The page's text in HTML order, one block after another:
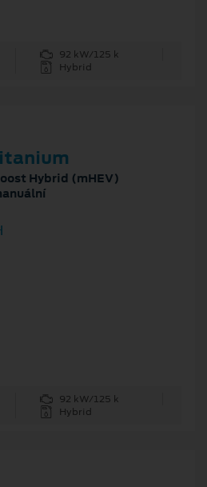
92 kW/125 k
Hybrid
Hybrid (mHEV)
92 kW/125 k
Hybrid